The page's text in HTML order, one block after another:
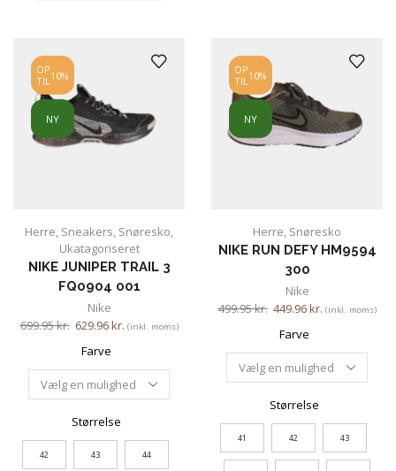
OP
TIL10%
NY
Herre, Sneakers, Snøresko,
Ukatagoriseret
NIKE JUNIPER TRAIL 3
FQ0904 001
Nike
699.95kr. 629.96kr. (inkl. moms)
Farve
Størrelse
42 43 44
OP
TIL10%
NY
Herre, Snøresko
NIKE RUN DEFY HM9594
300
Nike
499.95kr. 449.96kr. (inkl. moms)
Farve
Størrelse
41 42 43